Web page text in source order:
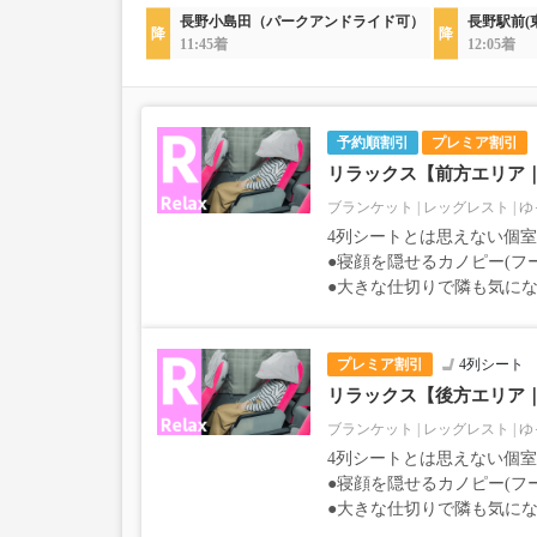
長野小島田（パークアンドライド可）
11:45着
長野駅前(
12:05着
予約順割引 プレミア割引
リラックス【前方エリア
ブランケット レッグレスト ゆ
4列シートとは思えない個
●寝顔を隠せるカノピー(フ
●大きな仕切りで隣も気に
プレミア割引 4列シート
リラックス【後方エリア
ブランケット レッグレスト ゆ
4列シートとは思えない個
●寝顔を隠せるカノピー(フ
●大きな仕切りで隣も気に